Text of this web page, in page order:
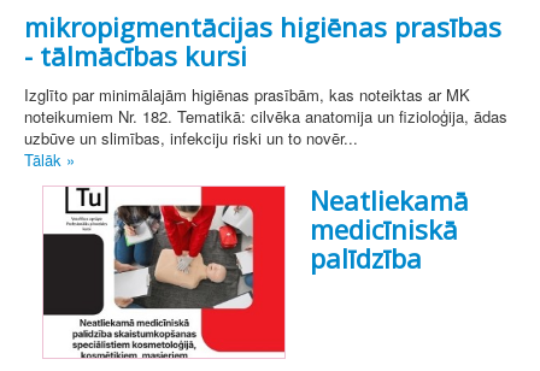
mikropigmentācijas higiēnas prasības
- tālmācības kursi
Izglīto par minimālajām higiēnas prasībām, kas noteiktas ar MK
noteikumiem Nr. 182. Tematikā: cilvēka anatomija un fizioloģija, ādas
uzbūve un slimības, infekciju riski un to novēr...
Tālāk »
Neatliekamā
medicīniskā
palīdzība